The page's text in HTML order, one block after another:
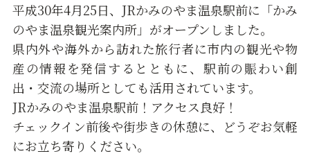
平成30年4月25日、JRかみのやま温泉駅前に「かみ
のやま温泉観光案内所」がオープンしました。
県内外や海外から訪れた旅行者に市内の観光や物
産の情報を発信するとともに、駅前の賑わい創
出・交流の場所としても活用されています。
JRかみのやま温泉駅前！アクセス良好！
チェックイン前後や街歩きの休憩に、どうぞお気軽
にお立ち寄りください。